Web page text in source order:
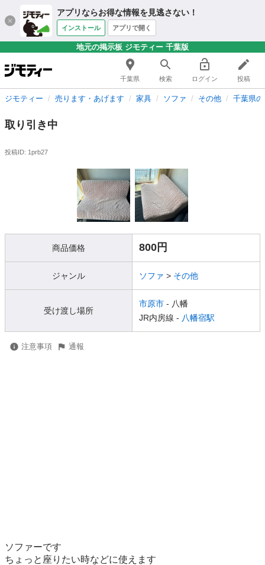
アプリならお得な情報を見逃さない！
インストール アプリで開く
地元の掲示板 ジモティー 千葉版
千葉県 検索 ログイン 投稿
ジモティー 売ります・あげます 家具 ソファ その他 千葉県
取り引き中
投稿ID: 1prb27
商品価格 800円
ジャンル ソファ > その他
受け渡し場所
市原市 - 八幡
JR内房線 - 八幡宿駅
注意事項 通報
ソファーです
ちょっと座りたい時などに使えます